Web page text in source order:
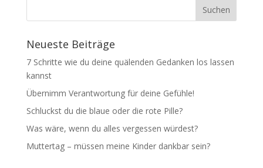
Neueste Beiträge
7 Schritte wie du deine quälenden Gedanken los lassen
kannst
Übernimm Verantwortung für deine Gefühle!
Schluckst du die blaue oder die rote Pille?
Was wäre, wenn du alles vergessen würdest?
Muttertag – müssen meine Kinder dankbar sein?